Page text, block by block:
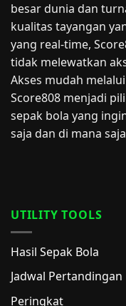
besar dunia dan
kualitas tayangan
yang real-time,
tidak melewatkan
Akses mudah
Score808 menjadi
sepak bola yang
saja dan di mana
UTILITY TOOLS
Hasil Sepak Bola
Jadwal Pertandingan
Peringkat